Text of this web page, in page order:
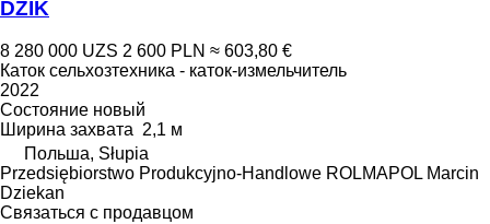
DZIK
8 280 000 UZS 2 600 PLN ≈ 603,80 €
Каток сельхозтехника - каток-измельчитель
2022
Состояние новый
Ширина захвата 2,1 м
Польша, Słupia
Przedsiębiorstwo Produkcyjno-Handlowe ROLMAPOL Marcin
Dziekan
Связаться с продавцом